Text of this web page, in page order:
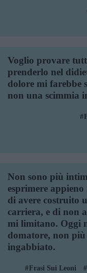
Voglio provare
prenderlo nel
dolore mi farebbe
non una scimmia
Non sono più
esprimere
di avere costruito
carriera, e di non
mi limitano. Oggi
domatore, non più
ingabbiato.
Frasi Sui Leoni